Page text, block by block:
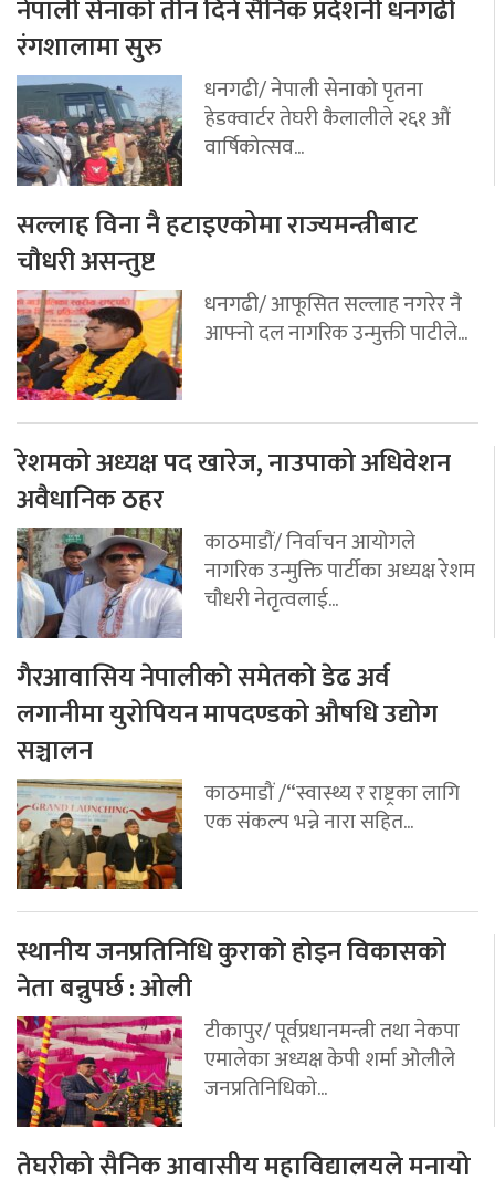
नेपाली सेनाको तीन दिने सैनिक प्रर्दशनी धनगढी
रंगशालामा सुरु
धनगढी/ नेपाली सेनाको पृतना
हेडक्वार्टर तेघरी कैलालीले २६१ औं
वार्षिकोत्सव...
सल्लाह विना नै हटाइएकोमा राज्यमन्त्रीबाट
चौधरी असन्तुष्ट
धनगढी/ आफूसित सल्लाह नगरेर नै
आफ्नो दल नागरिक उन्मुक्ती पाटीले...
रेशमको अध्यक्ष पद खारेज, नाउपाको अधिवेशन
अवैधानिक ठहर
काठमाडौं/ निर्वाचन आयोगले
नागरिक उन्मुक्ति पार्टीका अध्यक्ष रेशम
चौधरी नेतृत्वलाई...
गैरआवासिय नेपालीको समेतको डेढ अर्व
लगानीमा युरोपियन मापदण्डको औषधि उद्योग
सञ्चालन
काठमाडौं /“स्वास्थ्य र राष्ट्रका लागि
एक संकल्प भन्ने नारा सहित...
स्थानीय जनप्रतिनिधि कुराको होइन विकासको
नेता बन्नुपर्छ : ओली
टीकापुर/ पूर्वप्रधानमन्त्री तथा नेकपा
एमालेका अध्यक्ष केपी शर्मा ओलीले
जनप्रतिनिधिको...
तेघरीको सैनिक आवासीय महाविद्यालयले मनायो